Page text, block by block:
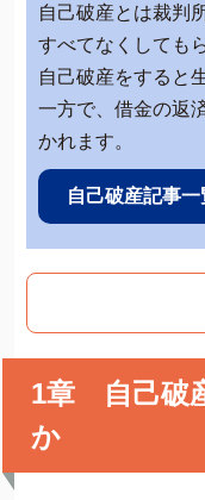
自己破産とは裁判
すべてなくしても
自己破産をすると
一方で、借金の返
かれます。
自己破産記事一
1章 自己破
か